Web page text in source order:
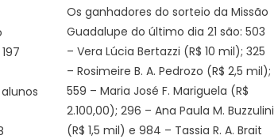
Os ganhadores do sorteio da Missão
Guadalupe do último dia 21 são: 503
– Vera Lúcia Bertazzi (R$ 10 mil); 325
– Rosimeire B. A. Pedrozo (R$ 2,5 mil);
559 – Maria José F. Mariguela (R$
2.100,00); 296 – Ana Paula M. Buzzulini
(R$ 1,5 mil) e 984 – Tassia R. A. Brait